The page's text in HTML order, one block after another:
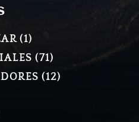
11
PRODUCTO
7171
PRODUCTOS
1212